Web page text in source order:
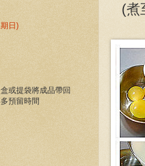
(煮
日)
或提袋將成品帶回
預留時間